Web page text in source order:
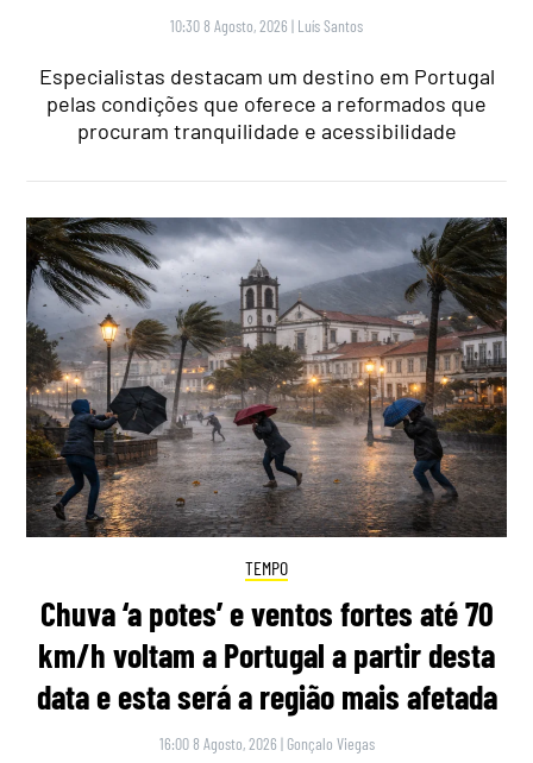
10:30 8 Agosto, 2026 | Luís Santos
Especialistas destacam um destino em Portugal
pelas condições que oferece a reformados que
procuram tranquilidade e acessibilidade
TEMPO
Chuva ‘a potes’ e ventos fortes até 70
km/h voltam a Portugal a partir desta
data e esta será a região mais afetada
16:00 8 Agosto, 2026 | Gonçalo Viegas